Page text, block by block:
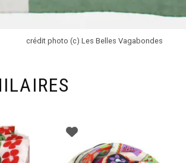
crédit photo (c) Les Belles Vagabondes